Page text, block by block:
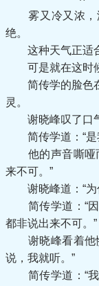
雾又冷又浓，
绝。
这种天气正适合
可是就在这时候
简传学的脸色在
灵。
谢晓峰叹了口气
简传学道：“是
他的声音嘶哑而
来不可。”
谢晓峰道：“为
简传学道：“因
都非说出来不可。”
谢晓峰看着他惨
说，我就听。”
简传学道：“我